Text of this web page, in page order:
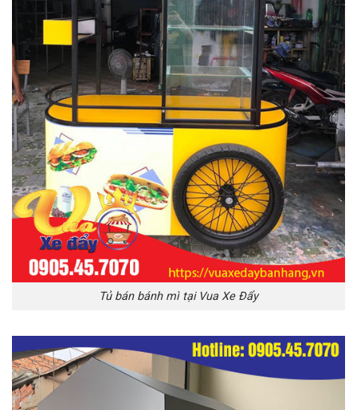
Tủ bán bánh mì tại Vua Xe Đẩy